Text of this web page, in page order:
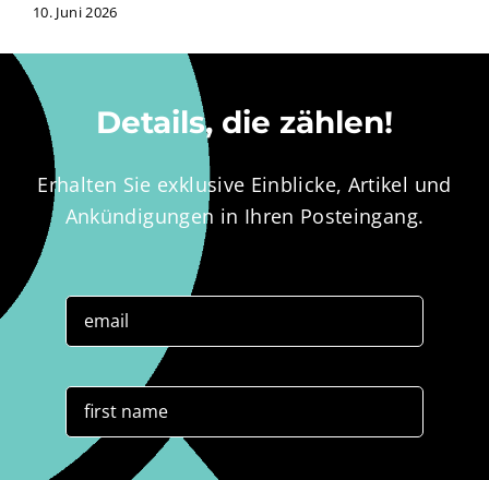
10. Juni 2026
Details, die zählen!
Erhalten Sie exklusive Einblicke, Artikel und
Ankündigungen in Ihren Posteingang.